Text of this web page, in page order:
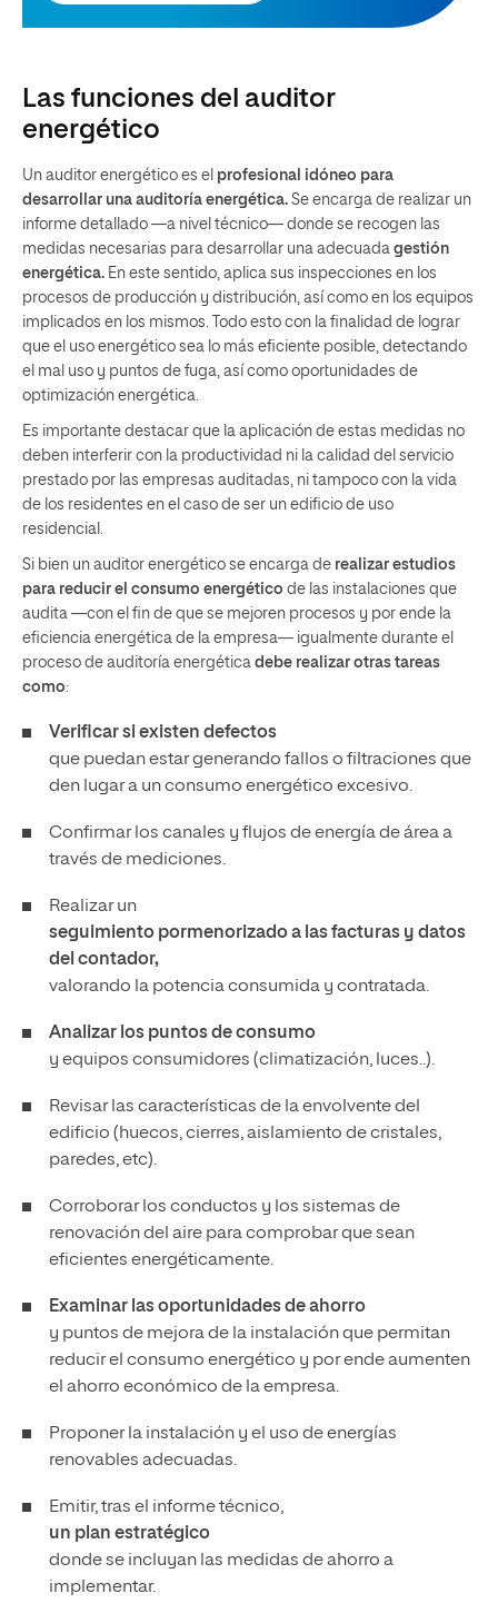
Las funciones del auditor
energético
Un auditor energético es el profesional idóneo para
desarrollar una auditoría energética. Se encarga de realizar un
informe detallado —a nivel técnico— donde se recogen las
medidas necesarias para desarrollar una adecuada gestión
energética. En este sentido, aplica sus inspecciones en los
procesos de producción y distribución, así como en los equipos
implicados en los mismos. Todo esto con la finalidad de lograr
que el uso energético sea lo más eficiente posible, detectando
el mal uso y puntos de fuga, así como oportunidades de
optimización energética.
Es importante destacar que la aplicación de estas medidas no
deben interferir con la productividad ni la calidad del servicio
prestado por las empresas auditadas, ni tampoco con la vida
de los residentes en el caso de ser un edificio de uso
residencial.
Si bien un auditor energético se encarga de realizar estudios
para reducir el consumo energético de las instalaciones que
audita —con el fin de que se mejoren procesos y por ende la
eficiencia energética de la empresa— igualmente durante el
proceso de auditoría energética debe realizar otras tareas
como:
Verificar si existen defectos
que puedan estar generando fallos o filtraciones que
den lugar a un consumo energético excesivo.
Confirmar los canales y flujos de energía de área a
través de mediciones.
Realizar un
seguimiento pormenorizado a las facturas y datos
del contador,
valorando la potencia consumida y contratada.
Analizar los puntos de consumo
y equipos consumidores (climatización, luces..).
Revisar las características de la envolvente del
edificio (huecos, cierres, aislamiento de cristales,
paredes, etc).
Corroborar los conductos y los sistemas de
renovación del aire para comprobar que sean
eficientes energéticamente.
Examinar las oportunidades de ahorro
y puntos de mejora de la instalación que permitan
reducir el consumo energético y por ende aumenten
el ahorro económico de la empresa.
Proponer la instalación y el uso de energías
renovables adecuadas.
Emitir, tras el informe técnico,
un plan estratégico
donde se incluyan las medidas de ahorro a
implementar.